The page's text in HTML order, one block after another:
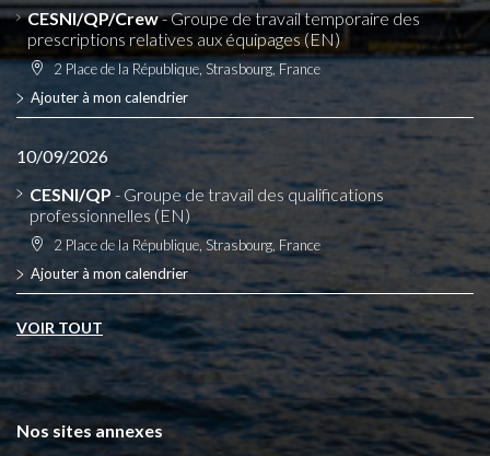
CESNI/QP/Crew- Groupe de travail temporaire des
prescriptions relatives aux équipages (EN)
2 Place de la République, Strasbourg, France
Ajouter à mon calendrier
10/09/2026
CESNI/QP - Groupe de travail des qualifications
professionnelles (EN)
2 Place de la République, Strasbourg, France
Ajouter à mon calendrier
VOIR TOUT
Nos sites annexes